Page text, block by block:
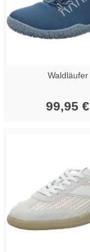
Waldläufer
99,95 €